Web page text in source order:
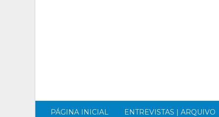
PÁGINA INICIAL ENTREVISTAS | ARQUIVO